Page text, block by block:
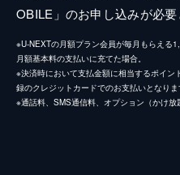
OBILE」のお申し込みが必要
※U-NEXTの月額プラン会員が毎月もらえる
月額基本料の支払いに充てた場合。
※決済時において支払金額に相当するポイ
録のクレジットカードでのお支払いとなりま
※通話料、SMS通信料、オプション（かけ放